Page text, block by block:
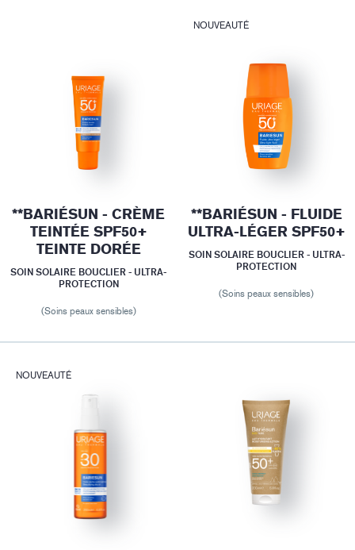
**BARIÉSUN - CRÈME
TEINTÉE SPF50+
TEINTE DORÉE
SOIN SOLAIRE BOUCLIER - ULTRA-
PROTECTION
(Soins peaux sensibles)
NOUVEAUTÉ
**BARIÉSUN - FLUIDE
ULTRA-LÉGER SPF50+
SOIN SOLAIRE BOUCLIER - ULTRA-
PROTECTION
(Soins peaux sensibles)
NOUVEAUTÉ